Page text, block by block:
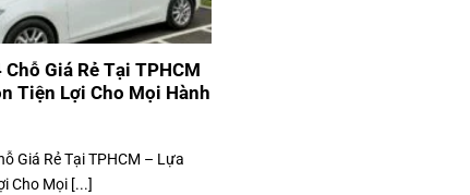
Chỗ Giá Rẻ Tại TPHCM
Tiện Lợi Cho Mọi Hành
Giá Rẻ Tại TPHCM – Lựa
Cho Mọi [...]